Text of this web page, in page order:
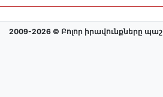
2009-2026 © Բոլոր իրավունքները